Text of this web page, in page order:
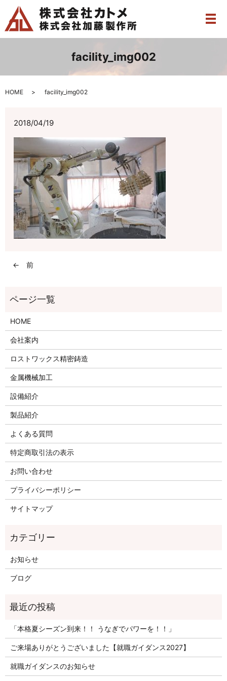
メ
facility_img002
HOME facility_img002
2018/04/19
← 前
HOME
会社案内
ロストワックス精密鋳造
金属機械加工
設備紹介
製品紹介
よくある質問
特定商取引法の表示
お問い合わせ
プライバシーポリシー
サイトマップ
お知らせ
ブログ
「本格夏シーズン到来！！ うなぎでパワーを！！」
ご来場ありがとうございました【就職ガイダンス2027】
就職ガイダンスのお知らせ